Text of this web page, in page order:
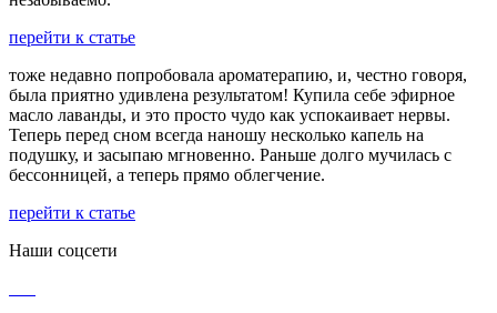
перейти к статье
тоже недавно попробовала ароматерапию, и, честно говоря,
была приятно удивлена результатом! Купила себе эфирное
масло лаванды, и это просто чудо как успокаивает нервы.
Теперь перед сном всегда наношу несколько капель на
подушку, и засыпаю мгновенно. Раньше долго мучилась с
бессонницей, а теперь прямо облегчение.
перейти к статье
Наши соцсети